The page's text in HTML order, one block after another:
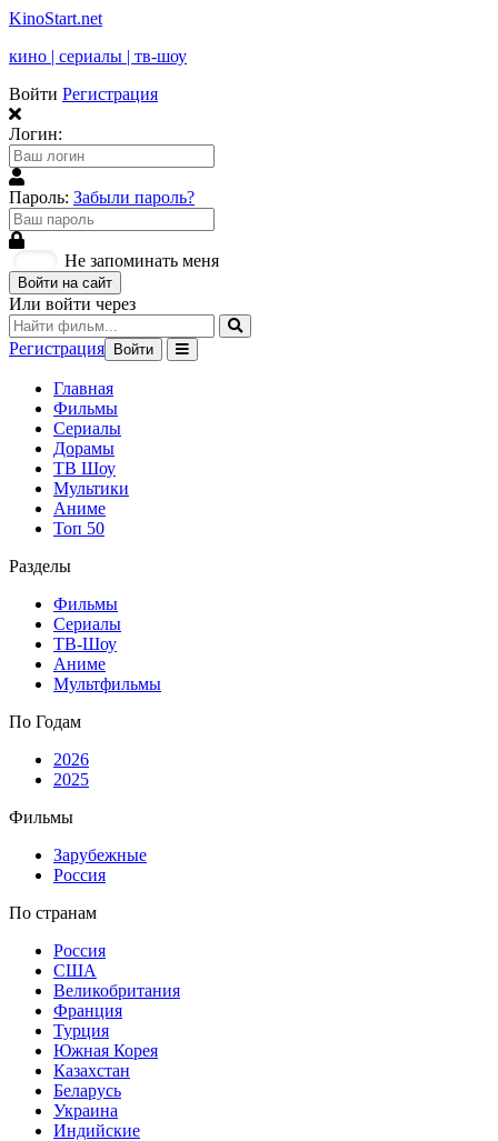
KinoStart.net
кино | сериалы | тв-шоу
Войти Регистрация
Логин:
Пароль: Забыли пароль?
Не запоминать меня
Войти на сайт
Или войти через
Регистрация Войти
Главная
Фильмы
Сериалы
Дорамы
ТВ Шоу
Мультики
Аниме
Топ 50
Разделы
Фильмы
Сериалы
ТВ-Шоу
Аниме
Мультфильмы
По Годам
2026
2025
Фильмы
Зарубежные
Россия
По странам
Россия
США
Великобритания
Франция
Турция
Южная Корея
Казахстан
Беларусь
Украина
Индийские